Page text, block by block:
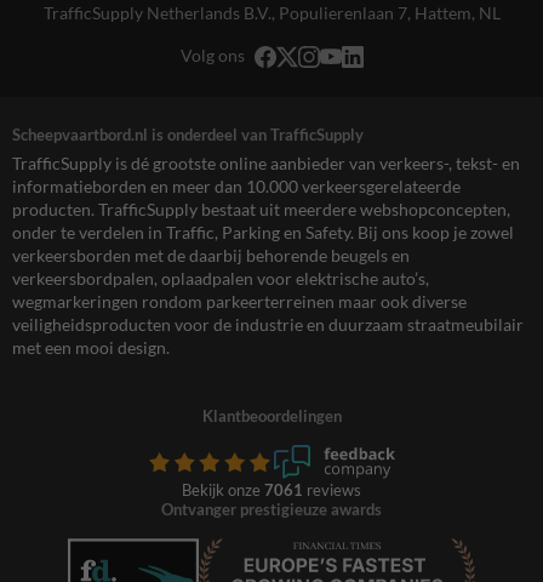
TrafficSupply Netherlands B.V., Populierenlaan 7, Hattem, NL
Volg ons
Scheepvaartbord.nl is onderdeel van TrafficSupply
TrafficSupply is dé grootste online aanbieder van verkeers-, tekst- en
informatieborden en meer dan 10.000 verkeersgerelateerde
producten. TrafficSupply bestaat uit meerdere webshopconcepten,
onder te verdelen in Traffic, Parking en Safety. Bij ons koop je zowel
verkeersborden met de daarbij behorende beugels en
verkeersbordpalen, oplaadpalen voor elektrische auto’s,
wegmarkeringen rondom parkeerterreinen maar ook diverse
veiligheidsproducten voor de industrie en duurzaam straatmeubilair
met een mooi design.
Klantbeoordelingen
Bekijk onze 7061 reviews
Ontvanger prestigieuze awards